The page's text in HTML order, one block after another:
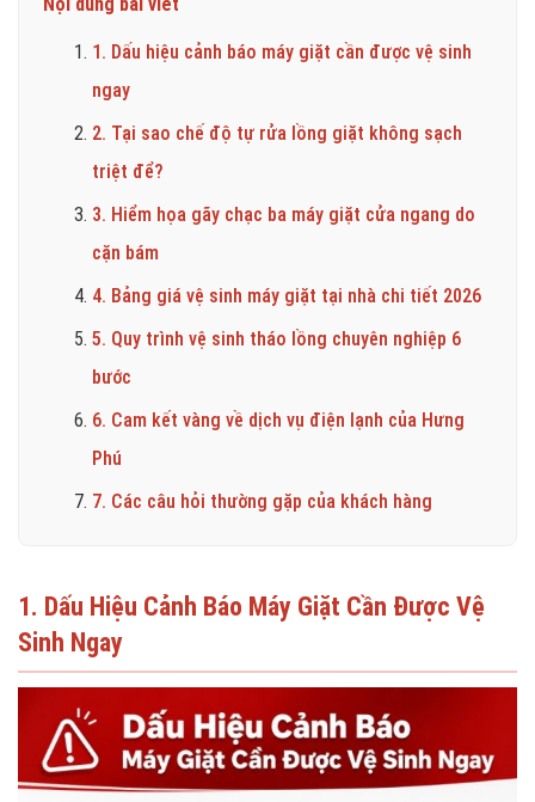
1. Dấu hiệu cảnh báo máy giặt cần được vệ sinh
ngay
2. Tại sao chế độ tự rửa lồng giặt không sạch
triệt để?
3. Hiểm họa gãy chạc ba máy giặt cửa ngang do
cặn bám
4. Bảng giá vệ sinh máy giặt tại nhà chi tiết 2026
5. Quy trình vệ sinh tháo lồng chuyên nghiệp 6
bước
6. Cam kết vàng về dịch vụ điện lạnh của Hưng
Phú
7. Các câu hỏi thường gặp của khách hàng
1. Dấu Hiệu Cảnh Báo Máy Giặt Cần Được Vệ
Sinh Ngay